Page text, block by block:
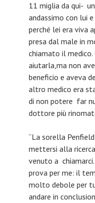
11 miglia da qui-
andassimo con lui
perché lei era viva
presa dal male in
chiamato il
aiutarla,ma non
beneficio e aveva
altro medico era
di non potere far
dottore più
“La sorella
mettersi alla
venuto a chiamarci.
prova per me: il
molto debole per
andare in